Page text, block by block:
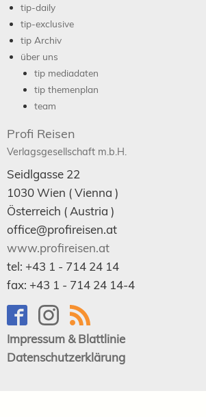
tip-daily
tip-exclusive
tip Archiv
über uns
tip mediadaten
tip themenplan
team
Profi Reisen
Verlagsgesellschaft m.b.H.
Seidlgasse 22
1030Wien ( Vienna )
Österreich ( Austria )
office@profireisen.at
www.profireisen.at
tel: +43 1 - 714 24 14
fax: +43 1 - 714 24 14-4
Impressum & Blattlinie
Datenschutzerklärung